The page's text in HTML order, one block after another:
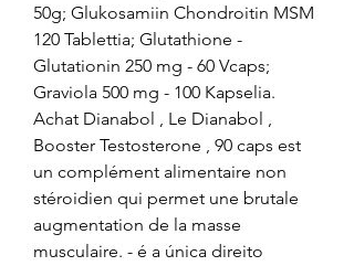
50g; Glukosamiin Chondroitin MSM
120 Tablettia; Glutathione -
Glutationin 250 mg - 60 Vcaps;
Graviola 500 mg - 100 Kapselia.
Achat Dianabol , Le Dianabol ,
Booster Testosterone , 90 caps est
un complément alimentaire non
stéroidien qui permet une brutale
augmentation de la masse
musculaire. - é a única direito